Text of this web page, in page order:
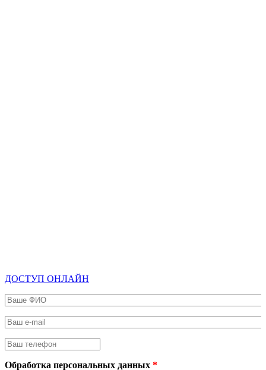
ДОСТУП ОНЛАЙН
Ваше ФИО
Ваш e-mail
Ваш телефон
Обработка персональных данных *